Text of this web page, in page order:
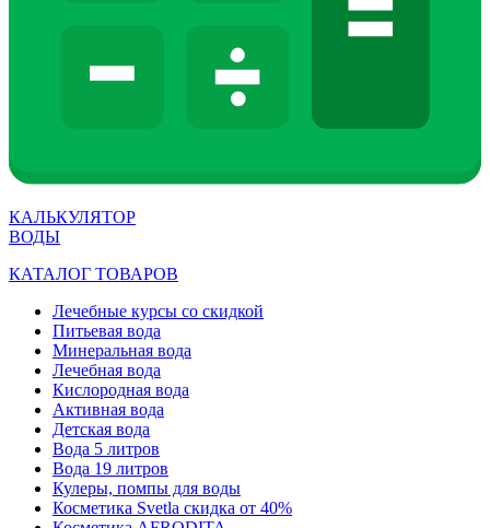
КАЛЬКУЛЯТОР
ВОДЫ
КАТАЛОГ ТОВАРОВ
Лечебные курсы со скидкой
Питьевая вода
Минеральная вода
Лечебная вода
Кислородная вода
Активная вода
Детская вода
Вода 5 литров
Вода 19 литров
Кулеры, помпы для воды
Косметика Svetla скидка от 40%